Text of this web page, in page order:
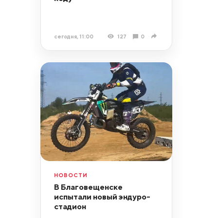
сегодня, 11:00 127 0
НОВОСТИ
В Благовещенске
испытали новый эндуро-
стадион